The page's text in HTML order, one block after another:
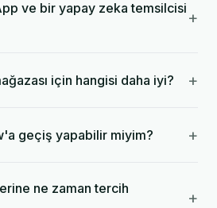
ve bir yapay zeka temsilcisi +
için hangisi daha iyi? +
geçiş yapabilir miyim? +
ne zaman tercih
+